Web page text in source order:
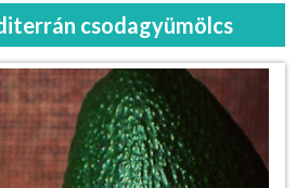
csodagyümölcs